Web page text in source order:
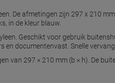
De afmetingen zijn 297 x 210
in de kleur blauw.
Geschikt voor gebruik
documentenvast. Snelle
van 297 × 210 mm (b × h). De